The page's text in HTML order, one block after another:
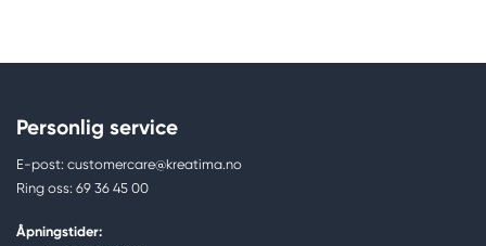
Personlig service
E-post: customercare@kreatima.no
Ring oss: 69 36 45 00
Åpningstider: